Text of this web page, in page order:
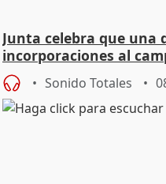
Junta celebra que una
incorporaciones al
jóvenes
Sonido Totales